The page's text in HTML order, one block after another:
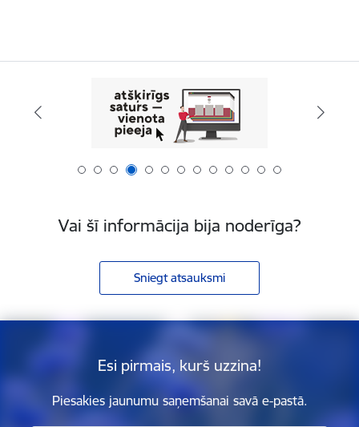
Vai šī informācija bija noderīga?
Sniegt atsauksmi
Esi pirmais, kurš uzzina!
Piesakies jaunumu saņemšanai savā e-pastā.